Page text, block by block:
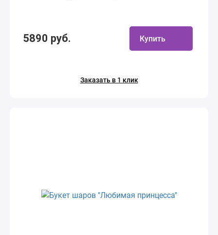
5890 руб. Купить
Заказать в 1 клик